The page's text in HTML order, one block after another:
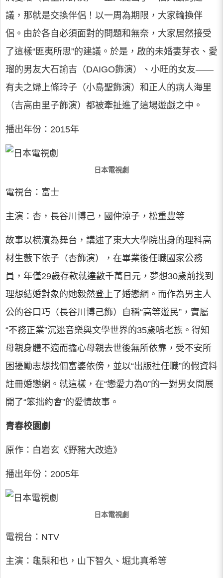
議，那就是交換伴侶！以一周為期限，大家輪換伴
侶。由於各自必須面對的問題和無奈，大家居然接受
了這樣“匪夷所思”的建議。於是，啟的未婚妻芽衣、愛
瑠的男友大石諭吉（DAIGO飾演）、小旺的女友——
有夫之婦上條玲子（小島聖飾演）和正人的病人海里
（吉高由里子飾演）都被牽扯進了這場遊戲之中。
播出年份：2015年
日本電視劇
電視台：富士
主演：杏，長谷川博己，國仲涼子，松重豐等
故事以橫濱為舞台，講述了東大大學院出身的理科高
材生藪下依子（杏飾演），在畢業後任職國家公務
員，年僅29歲存款就達數千萬日元，夢想30歲前找到
理想結婚對象的她毅然登上了婚戀網。而作為男主人
公的谷口巧（長谷川博己飾）自稱“高等遊民”，實屬
“不務正業”沉迷音樂與文學世界的35歲啃老族。得知
母親身體不適而擔心母親去世後無所依靠，受不安所
困擾勵志想找個富婆依傍，並以“出版社任職”的假資料
註冊婚戀網。就這樣，在“戀愛力為0”的一對男女間展
開了“笨拙約會”的愛情故事。
青春校園劇
原作：白岩玄《野豬大改造》
播出年份：2005年
日本電視劇
電視台：NTV
主演：龜梨和也，山下智久、堀北真希等